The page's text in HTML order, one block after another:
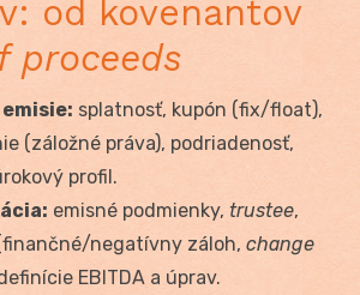
od kovenantov
proceeds
splatnosť, kupón (fix/float),
(záložné práva), podriadenosť,
profil.
emisné podmienky, trustee,
negatívny záloh, change
EBITDA a úprav.